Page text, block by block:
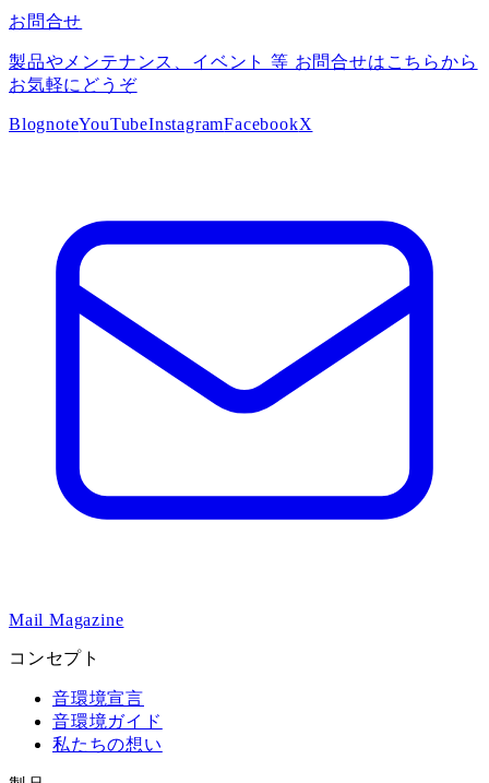
お問合せ
製品やメンテナンス、イベント 等 お問合せはこちらから
お気軽にどうぞ
BlognoteYouTubeInstagramFacebookX
Mail Magazine
コンセプト
音環境宣言
音環境ガイド
私たちの想い